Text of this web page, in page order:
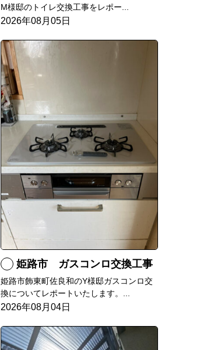
M様邸のトイレ交換工事をレポー...
2026年08月05日
姫路市 ガスコンロ交換工事
姫路市飾東町佐良和のY様邸ガスコンロ交
換についてレポートいたします。...
2026年08月04日